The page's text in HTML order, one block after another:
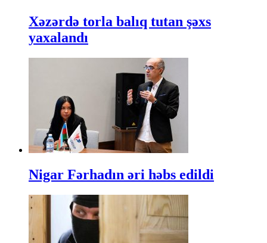
Xəzərdə torla balıq tutan şəxs
yaxalandı
Nigar Fərhadın əri həbs edildi